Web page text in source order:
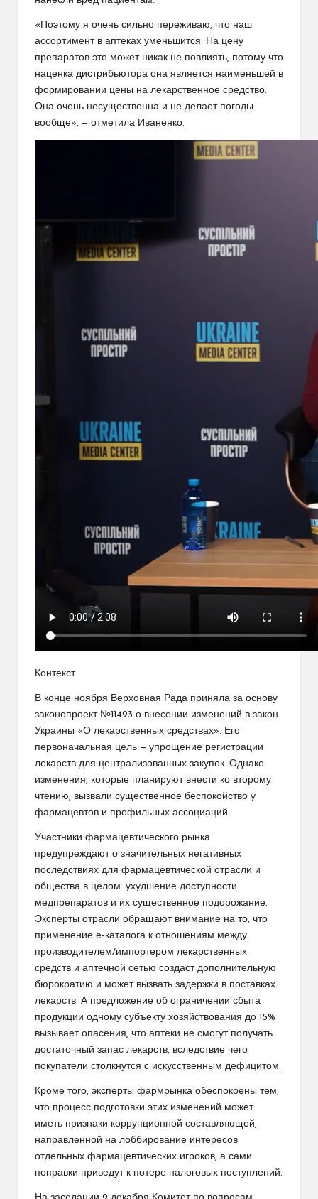
«Поэтому я очень сильно переживаю, что наш
ассортимент в аптеках уменьшится. На цену
препаратов это может никак не повлиять, потому что
наценка дистрибьютора она является наименьшей в
формировании цены на лекарственное средство.
Она очень несущественна и не делает погоды
вообще», — отметила Иваненко.
Контекст
В конце ноября Верховная Рада приняла за основу
законопроект №11493 о внесении изменений в закон
Украины «О лекарственных средствах». Его
первоначальная цель — упрощение регистрации
лекарств для централизованных закупок. Однако
изменения, которые планируют внести ко второму
чтению, вызвали существенное беспокойство у
фармацевтов и профильных ассоциаций.
Участники фармацевтического рынка
предупреждают о значительных негативных
последствиях для фармацевтической отрасли и
общества в целом: ухудшение доступности
медпрепаратов и их существенное подорожание.
Эксперты отрасли обращают внимание на то, что
применение е-каталога к отношениям между
производителем/импортером лекарственных
средств и аптечной сетью создаст дополнительную
бюрократию и может вызвать задержки в поставках
лекарств. А предложение об ограничении сбыта
продукции одному субъекту хозяйствования до 15%
вызывает опасения, что аптеки не смогут получать
достаточный запас лекарств, вследствие чего
покупатели столкнутся с искусственным дефицитом.
Кроме того, эксперты фармрынка обеспокоены тем,
что процесс подготовки этих изменений может
иметь признаки коррупционной составляющей,
направленной на лоббирование интересов
отдельных фармацевтических игроков, а сами
поправки приведут к потере налоговых поступлений.